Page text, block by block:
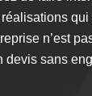
n’est
devis sans